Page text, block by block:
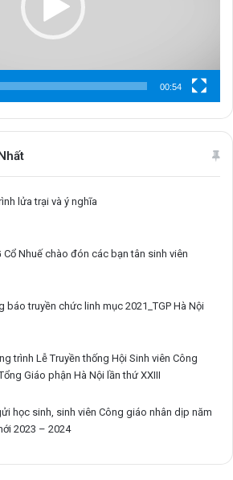
00:54
lửa trại và ý nghĩa
Cổ Nhuế chào đón các bạn tân sinh viên
báo truyền chức linh mục 2021_TGP Hà Nội
trình Lễ Truyền thống Hội Sinh viên Công
Giáo phận Hà Nội lần thứ XXIII
học sinh, sinh viên Công giáo nhân dịp năm
2023 – 2024